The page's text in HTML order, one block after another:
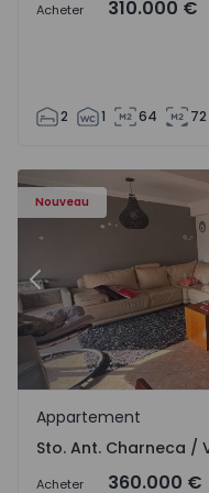
Acheter 310.000 €
2 1 64 72
Nouveau
- 11
Appartement T3
Précédent
Sto. Ant. Charneca /
Appartement
Sto. Ant. Charneca /
Acheter 360.000 €